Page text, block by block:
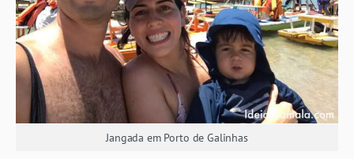
Jangada em Porto de Galinhas